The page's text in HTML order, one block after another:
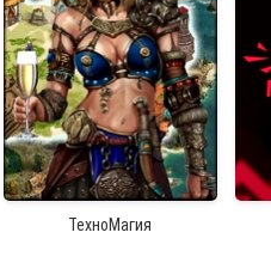
ТехноМагия